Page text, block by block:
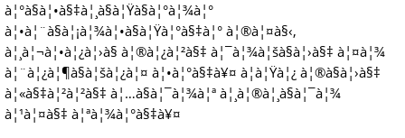
à¦°à§à¦•à§‡à¦¸à§à¦Ÿà§à¦°à¦¾à¦°
à¦•à¦¨à§à¦¡à¦¾à¦•à§à¦Ÿà¦°à§‡à¦° à¦®à¦¤à§‹,
à¦¸à¦¬à¦•à¦¿à¦›à§ à¦®à¦¿à¦²à§‡ à¦¯à¦¾à¦šà§à¦›à§‡ à¦¤à¦¾
à¦¨à¦¿à¦¶à§à¦šà¦¿à¦¤ à¦•à¦°à§‡à¥¤ à¦à¦Ÿà¦¿ à¦®à§à¦›à§‡
à¦«à§‡à¦²à¦²à§‡ à¦…à§à¦¯à¦¾à¦ª à¦¸à¦®à¦¸à§à¦¯à¦¾
à¦¹à¦¤à§‡ à¦ªà¦¾à¦°à§‡à¥¤